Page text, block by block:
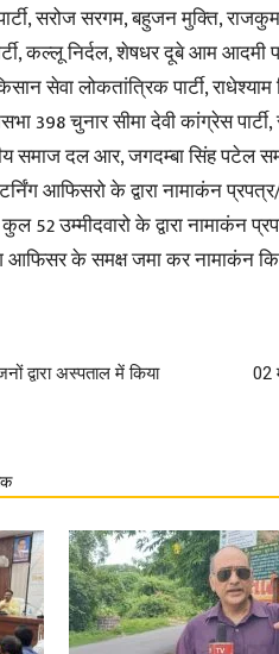
सरोज सरगम, बहुजन मुक्ति,
कल्लू निर्दल, शेषधर दूबे आम आदमी
सेवा लोकतांत्रिक पार्टी, राधेश्याम
398 चुनार सीमा देवी कांग्रेस
समाज दल आर, जगदम्बा सिंह पटेल
आफिसरो के द्वारा नामाकंन
उम्मीदवारो के द्वारा नामाकंन
आफिसर के समक्ष जमा कर नामाकंन
द्वारा अस्पताल में किया
02